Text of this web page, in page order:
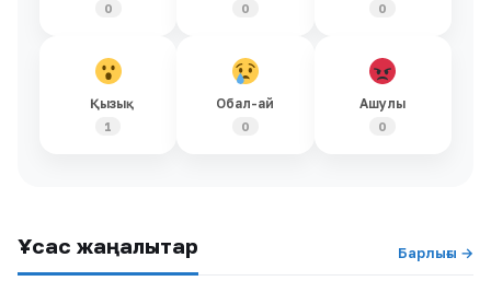
0 0 0
Қызық
1
Обал-ай
0
Ашулы
0
Ұқсас жаңалықтар Барлығы →